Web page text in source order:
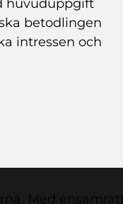
huvuduppgift
betodlingen
intressen och
Med